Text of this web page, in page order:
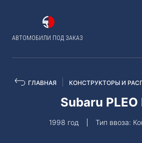
АВТОМОБИЛИ ПОД ЗАКАЗ
ГЛАВНАЯ КОНСТРУКТОРЫ И
Subaru PLEO
1998 год Тип ввоза: